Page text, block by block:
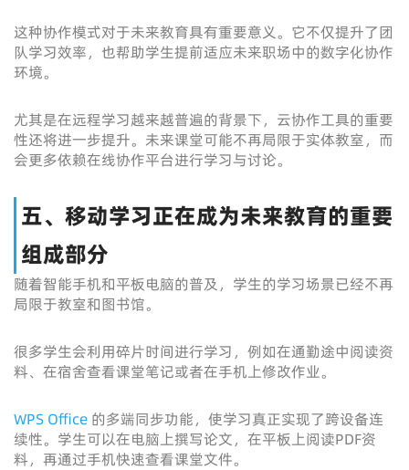
这种协作模式对于未来教育具有重要意义。它不仅提升了团
队学习效率，也帮助学生提前适应未来职场中的数字化协作
环境。
尤其是在远程学习越来越普遍的背景下，云协作工具的重要
性还将进一步提升。未来课堂可能不再局限于实体教室，而
会更多依赖在线协作平台进行学习与讨论。
五、移动学习正在成为未来教育的重要
组成部分
随着智能手机和平板电脑的普及，学生的学习场景已经不再
局限于教室和图书馆。
很多学生会利用碎片时间进行学习，例如在通勤途中阅读资
料、在宿舍查看课堂笔记或者在手机上修改作业。
WPS Office 的多端同步功能，使学习真正实现了跨设备连
续性。学生可以在电脑上撰写论文，在平板上阅读PDF资
料，再通过手机快速查看课堂文件。